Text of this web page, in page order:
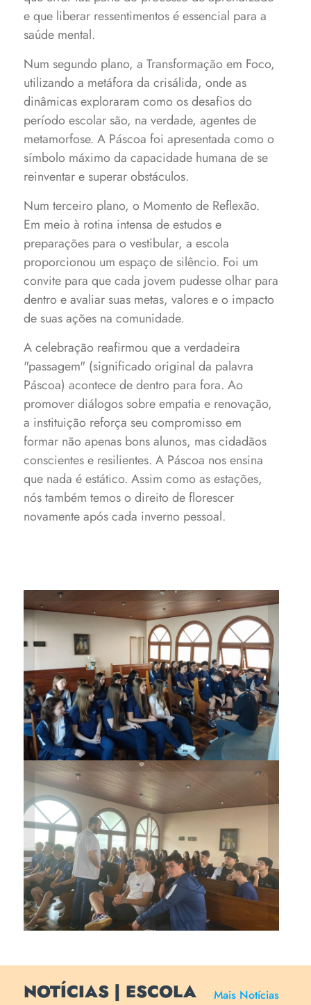
e que liberar ressentimentos é essencial para a
saúde mental.
Num segundo plano, a Transformação em Foco,
utilizando a metáfora da crisálida, onde as
dinâmicas exploraram como os desafios do
período escolar são, na verdade, agentes de
metamorfose. A Páscoa foi apresentada como o
símbolo máximo da capacidade humana de se
reinventar e superar obstáculos.
Num terceiro plano, o Momento de Reflexão.
Em meio à rotina intensa de estudos e
preparações para o vestibular, a escola
proporcionou um espaço de silêncio. Foi um
convite para que cada jovem pudesse olhar para
dentro e avaliar suas metas, valores e o impacto
de suas ações na comunidade.
A celebração reafirmou que a verdadeira
"passagem" (significado original da palavra
Páscoa) acontece de dentro para fora. Ao
promover diálogos sobre empatia e renovação,
a instituição reforça seu compromisso em
formar não apenas bons alunos, mas cidadãos
conscientes e resilientes. A Páscoa nos ensina
que nada é estático. Assim como as estações,
nós também temos o direito de florescer
novamente após cada inverno pessoal.
Encontros tiveram lugar na
Capela Santo Agostinho
Encontros tiveram lugar na
Capela Santo Agostinho
NOTÍCIAS | ESCOLA Mais Notícias